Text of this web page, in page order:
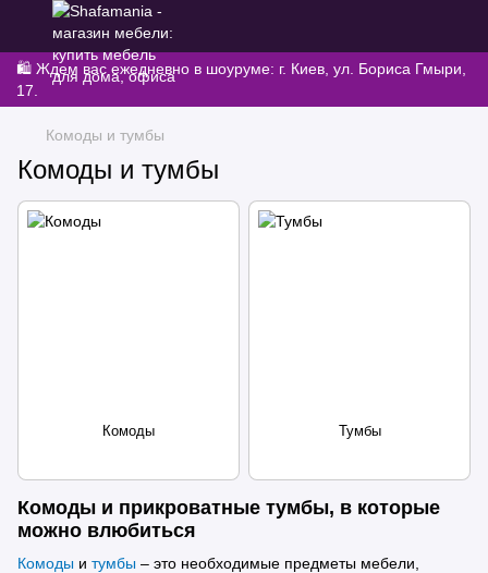
🛍️ Ждем вас ежедневно в шоуруме: г. Киев, ул. Бориса Гмыри,
17.
Комоды и тумбы
Комоды и тумбы
Комоды и прикроватные тумбы, в которые
можно влюбиться
Комоды и тумбы – это необходимые предметы мебели,
Комоды Тумбы